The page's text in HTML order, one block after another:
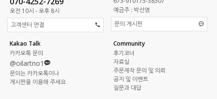
오전 10시 - 오후 8시
고객센터 연결
예금주 : 박선영
문의 게시판
Kakao Talk
카카오톡 문의
@oilartno1
문의는 카카오톡이나
게시판을 이용해 주세요
Community
후기코너
자료실
주문제작 문의 및 의뢰
공지 및 이벤트
질문과 대답